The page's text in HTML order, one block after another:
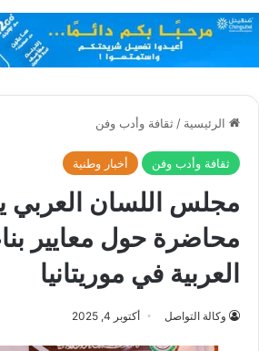
الرئيسية / ثقافة وأدب وفن
ثقافة وأدب وفن أخبار وطنية
مجلس اللسان العربي
محاضرة حول معايير
العربية في موريتانيا
وكالة التواصل أكتوبر 4, 2025